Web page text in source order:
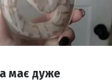
має дуже